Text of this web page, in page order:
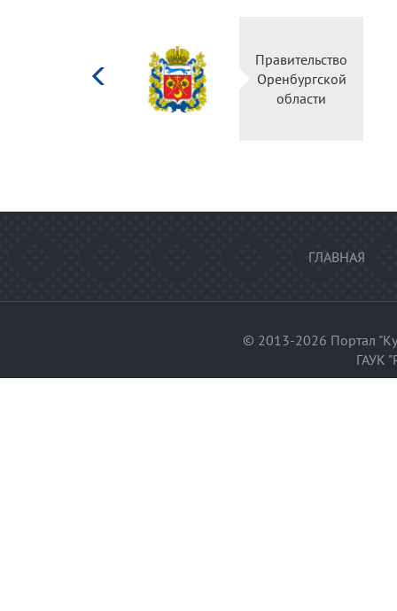
Правительство
Оренбургской
области
ГЛАВНАЯ
© 2013-2026 Портал
ГАУК